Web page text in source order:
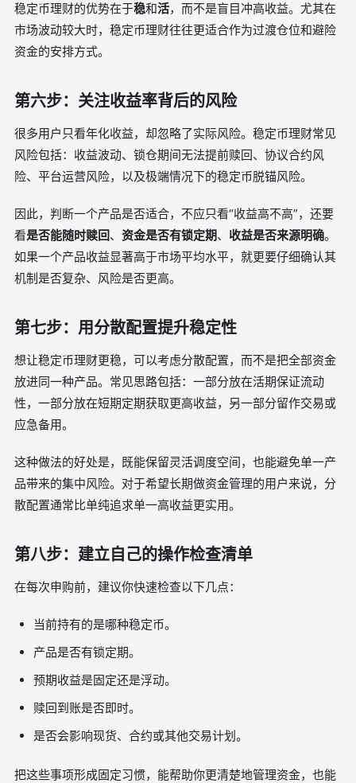
稳定币理财的优势在于稳和活，而不是盲目冲高收益。尤其在
市场波动较大时，稳定币理财往往更适合作为过渡仓位和避险
资金的安排方式。
第六步：关注收益率背后的风险
很多用户只看年化收益，却忽略了实际风险。稳定币理财常见
风险包括：收益波动、锁仓期间无法提前赎回、协议合约风
险、平台运营风险，以及极端情况下的稳定币脱锚风险。
因此，判断一个产品是否适合，不应只看“收益高不高”，还要
看是否能随时赎回、 资金是否有锁定期、 收益是否来源明确。
如果一个产品收益显著高于市场平均水平，就更要仔细确认其
机制是否复杂、风险是否更高。
第七步：用分散配置提升稳定性
想让稳定币理财更稳，可以考虑分散配置，而不是把全部资金
放进同一种产品。常见思路包括：一部分放在活期保证流动
性，一部分放在短期定期获取更高收益，另一部分留作交易或
应急备用。
这种做法的好处是，既能保留灵活调度空间，也能避免单一产
品带来的集中风险。对于希望长期做资金管理的用户来说，分
散配置通常比单纯追求单一高收益更实用。
第八步：建立自己的操作检查清单
在每次申购前，建议你快速检查以下几点：
当前持有的是哪种稳定币。
产品是否有锁定期。
预期收益是固定还是浮动。
赎回到账是否即时。
是否会影响现货、合约或其他交易计划。
把这些事项形成固定习惯，能帮助你更清楚地管理资金，也能